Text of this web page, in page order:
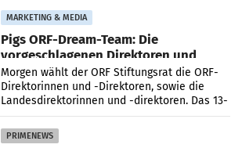
verzeichnete
MARKETING & MEDIA
Pigs ORF-Dream-Team: Die
vorgeschlagenen Direktoren und
Direktorinnen
Morgen wählt der ORF Stiftungsrat die ORF-
Direktorinnen und -Direktoren, sowie die
Landesdirektorinnen und -direktoren. Das 13-
köpfige Wunschteam des ab 1. Jänner 2027
amtierenden
PRIMENEWS